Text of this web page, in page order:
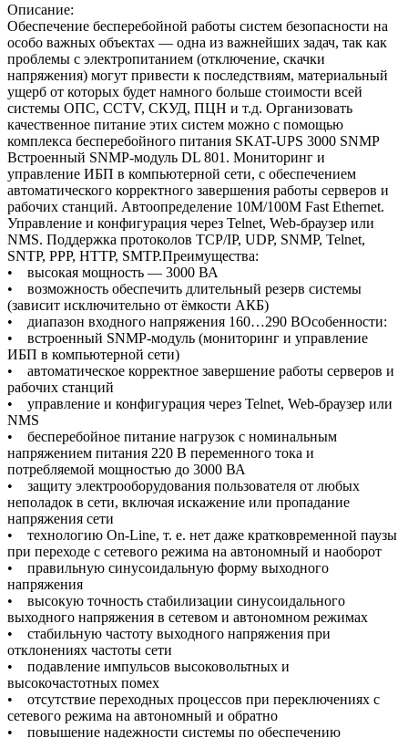
Описание:
Обеспечение бесперебойной работы систем безопасности на
особо важных объектах — одна из важнейших задач, так как
проблемы с электропитанием (отключение, скачки
напряжения) могут привести к последствиям, материальный
ущерб от которых будет намного больше стоимости всей
системы ОПС, ССТV, СКУД, ПЦН и т.д. Организовать
качественное питание этих систем можно с помощью
комплекса бесперебойного питания SKAT-UPS 3000 SNMP
Встроенный SNMP-модуль DL 801. Мониторинг и
управление ИБП в компьютерной сети, с обеспечением
автоматического корректного завершения работы серверов и
рабочих станций. Автоопределение 10M/100M Fast Ethernet.
Управление и конфигурация через Telnet, Web-браузер или
NMS. Поддержка протоколов TCP/IP, UDP, SNMP, Telnet,
SNTP, PPP, HTTP, SMTP.Преимущества:
• высокая мощность — 3000 ВА
• возможность обеспечить длительный резерв системы
(зависит исключительно от ёмкости АКБ)
• диапазон входного напряжения 160…290 ВОсобенности:
• встроенный SNMP-модуль (мониторинг и управление
ИБП в компьютерной сети)
• автоматическое корректное завершение работы серверов и
рабочих станций
• управление и конфигурация через Telnet, Web-браузер или
NMS
• бесперебойное питание нагрузок с номинальным
напряжением питания 220 В переменного тока и
потребляемой мощностью до 3000 ВА
• защиту электрооборудования пользователя от любых
неполадок в сети, включая искажение или пропадание
напряжения сети
• технологию On-Line, т. е. нет даже кратковременной паузы
при переходе с сетевого режима на автономный и наоборот
• правильную синусоидальную форму выходного
напряжения
• высокую точность стабилизации синусоидального
выходного напряжения в сетевом и автономном режимах
• стабильную частоту выходного напряжения при
отклонениях частоты сети
• подавление импульсов высоковольтных и
высокочастотных помех
• отсутствие переходных процессов при переключениях с
сетевого режима на автономный и обратно
• повышение надежности системы по обеспечению